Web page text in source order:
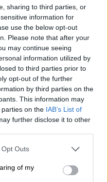
sharing to third parties, or
information for
use the below opt-out
Please note that after your
may continue seeing
information utilized by
to third parties prior to
opt-out of the further
by third parties on the
This information may
on the IAB’s List of
further disclose it to other
uses one or more Google
behaviour. You may click to
and its third-party tags to
Outs
of my
σε ισχύ στις 30
επίσης
για τις εξωτερικές
εργασίας για
χώρες σε
κατασκευές